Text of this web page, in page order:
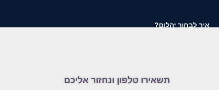
איך לבחור יהלום?
תשאירו טלפון ונחזור אליכם